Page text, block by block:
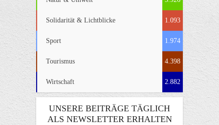
Solidarität & Lichtblicke 1.093
Sport 1.974
Tourismus 4.398
Wirtschaft 2.882
UNSERE BEITRÄGE TÄGLICH
ALS NEWSLETTER ERHALTEN